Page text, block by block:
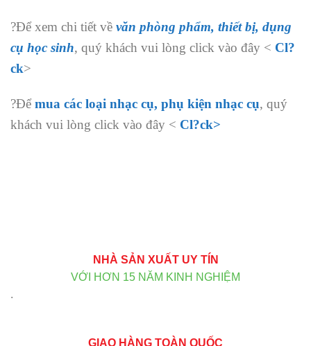
?Để xem chi tiết về văn phòng phẩm, thiết bị, dụng
cụ học sinh, quý khách vui lòng click vào đây < Cl?
ck>
?Đểmua các loại nhạc cụ, phụ kiện nhạc cụ, quý
khách vui lòng click vào đây < Cl?ck>
NHÀ SẢN XUẤT UY TÍN
VỚI HƠN 15 NĂM KINH NGHIỆM
.
GIAO HÀNG TOÀN QUỐC